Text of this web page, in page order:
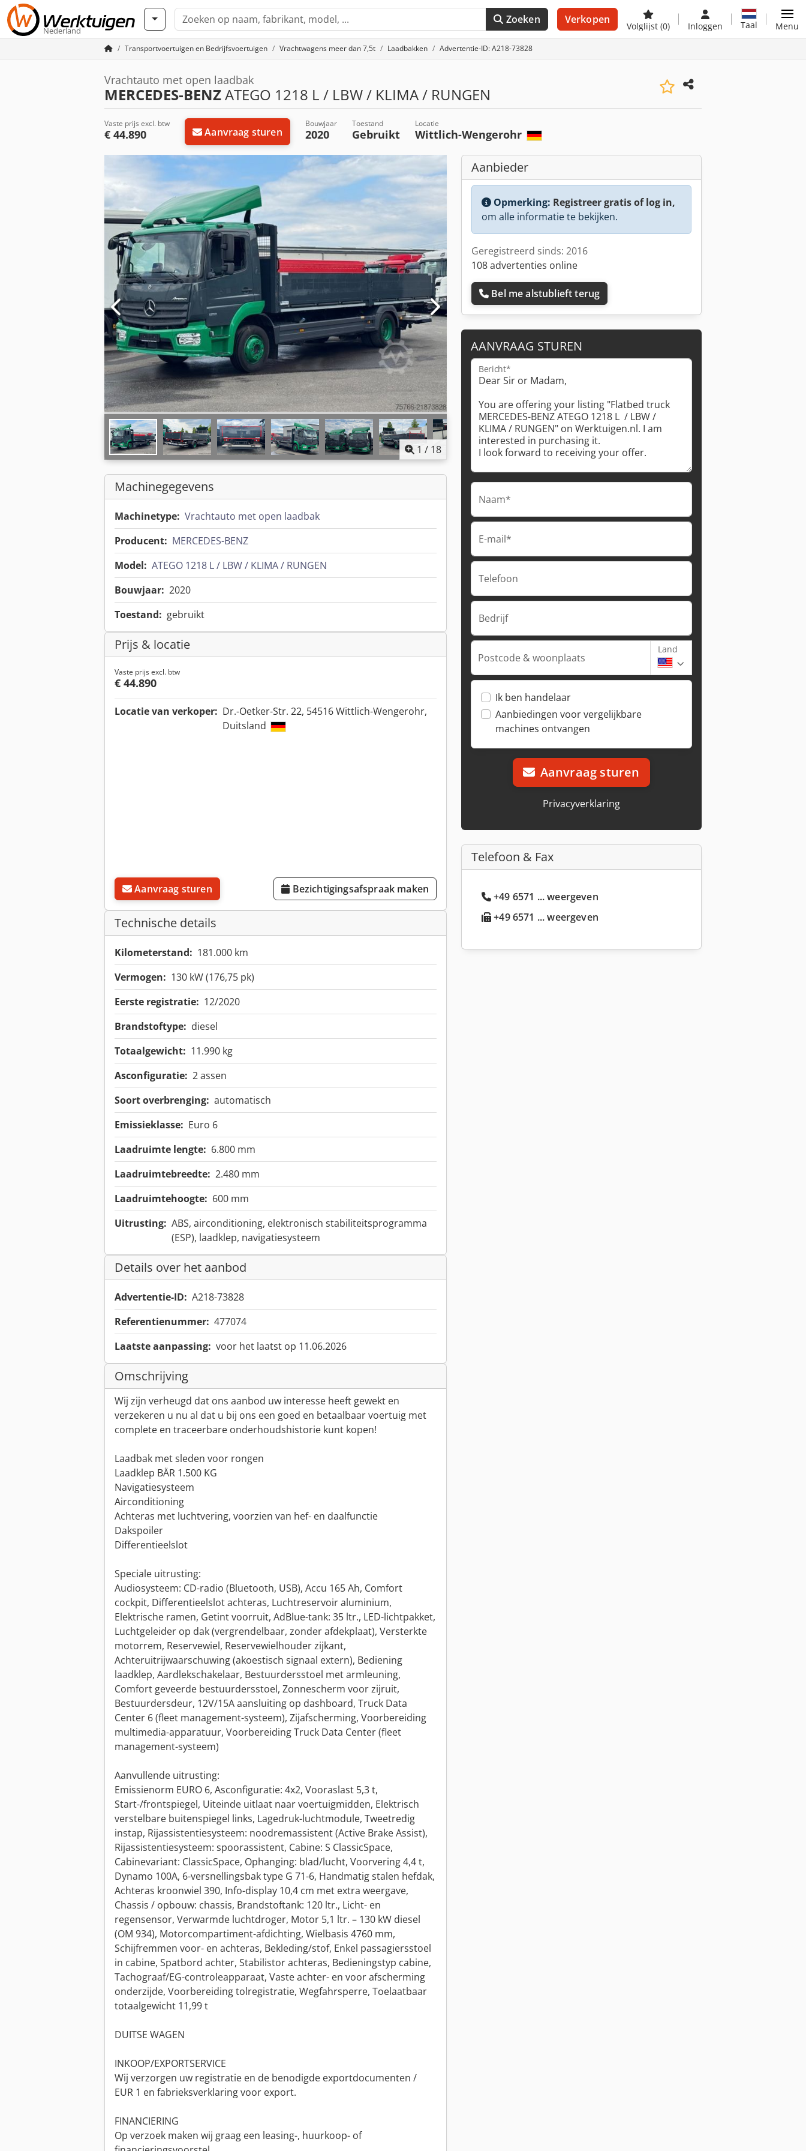
Nederland
Zoeken Verkopen
Volglijst (0) Inloggen Taal Menu
Transportvoertuigen en Bedrijfsvoertuigen Vrachtwagens meer dan 7,5t Laadbakken Advertentie-ID: A218-73828
Vrachtauto met open laadbak
MERCEDES-BENZATEGO 1218 L / LBW / KLIMA / RUNGEN
Vaste prijs excl. btw
€ 44.890 Aanvraag sturen
Bouwjaar
2020
Toestand
Gebruikt
Locatie
Wittlich-Wengerohr
1 / 18
Machinegegevens
Machinetype: Vrachtauto met open laadbak
Producent: MERCEDES-BENZ
Model: ATEGO 1218 L / LBW / KLIMA / RUNGEN
Bouwjaar: 2020
Toestand: gebruikt
Prijs & locatie
Vaste prijs excl. btw
€ 44.890
Locatie van verkoper: Dr.-Oetker-Str. 22, 54516 Wittlich-Wengerohr,
Duitsland
Aanvraag sturen Bezichtigingsafspraak maken
Technische details
Kilometerstand: 181.000 km
Vermogen: 130 kW (176,75 pk)
Eerste registratie: 12/2020
Brandstoftype: diesel
Totaalgewicht: 11.990 kg
Asconfiguratie: 2 assen
Soort overbrenging: automatisch
Emissieklasse: Euro 6
Laadruimte lengte: 6.800 mm
Laadruimtebreedte: 2.480 mm
Laadruimtehoogte: 600 mm
Uitrusting: ABS, airconditioning, elektronisch stabiliteitsprogramma
(ESP), laadklep, navigatiesysteem
Details over het aanbod
Advertentie-ID: A218-73828
Referentienummer: 477074
Laatste aanpassing: voor het laatst op 11.06.2026
Omschrijving
Wij zijn verheugd dat ons aanbod uw interesse heeft gewekt en
verzekeren u nu al dat u bij ons een goed en betaalbaar voertuig met
complete en traceerbare onderhoudshistorie kunt kopen!
Laadbak met sleden voor rongen
Laadklep BÄR 1.500 KG
Navigatiesysteem
Airconditioning
Achteras met luchtvering, voorzien van hef- en daalfunctie
Dakspoiler
Differentieelslot
Speciale uitrusting:
Audiosysteem: CD-radio (Bluetooth, USB), Accu 165 Ah, Comfort
cockpit, Differentieelslot achteras, Luchtreservoir aluminium,
Elektrische ramen, Getint voorruit, AdBlue-tank: 35 ltr., LED-lichtpakket,
Luchtgeleider op dak (vergrendelbaar, zonder afdekplaat), Versterkte
motorrem, Reservewiel, Reservewielhouder zijkant,
Achteruitrijwaarschuwing (akoestisch signaal extern), Bediening
laadklep, Aardlekschakelaar, Bestuurdersstoel met armleuning,
Comfort geveerde bestuurdersstoel, Zonnescherm voor zijruit,
Bestuurdersdeur, 12V/15A aansluiting op dashboard, Truck Data
Center 6 (fleet management-systeem), Zijafscherming, Voorbereiding
multimedia-apparatuur, Voorbereiding Truck Data Center (fleet
management-systeem)
Aanvullende uitrusting:
Emissienorm EURO 6, Asconfiguratie: 4x2, Vooraslast 5,3 t,
Start-/frontspiegel, Uiteinde uitlaat naar voertuigmidden, Elektrisch
verstelbare buitenspiegel links, Lagedruk-luchtmodule, Tweetredig
instap, Rijassistentiesysteem: noodremassistent (Active Brake Assist),
Rijassistentiesysteem: spoorassistent, Cabine: S ClassicSpace,
Cabinevariant: ClassicSpace, Ophanging: blad/lucht, Voorvering 4,4 t,
Dynamo 100A, 6-versnellingsbak type G 71-6, Handmatig stalen hefdak,
Achteras kroonwiel 390, Info-display 10,4 cm met extra weergave,
Chassis / opbouw: chassis, Brandstoftank: 120 ltr., Licht- en
regensensor, Verwarmde luchtdroger, Motor 5,1 ltr. – 130 kW diesel
(OM 934), Motorcompartiment-afdichting, Wielbasis 4760 mm,
Schijfremmen voor- en achteras, Bekleding/stof, Enkel passagiersstoel
in cabine, Spatbord achter, Stabilistor achteras, Bedieningstyp cabine,
Tachograaf/EG-controleapparaat, Vaste achter- en voor afscherming
onderzijde, Voorbereiding tolregistratie, Wegfahrsperre, Toelaatbaar
totaalgewicht 11,99 t
DUITSE WAGEN
INKOOP/EXPORTSERVICE
Wij verzorgen uw registratie en de benodigde exportdocumenten /
EUR 1 en fabrieksverklaring voor export.
FINANCIERING
Op verzoek maken wij graag een leasing-, huurkoop- of
Aanbieder
Opmerking: Registreer gratis of log in,
om alle informatie te bekijken.
Geregistreerd sinds: 2016
108 advertenties online
Bel me alstublieft terug
AANVRAAG STUREN
Bericht*
Naam*
E-mail*
Telefoon
Bedrijf
Postcode & woonplaats
Land
Ik ben handelaar
Aanbiedingen voor vergelijkbare
machines ontvangen
Aanvraag sturen
Privacyverklaring
Telefoon & Fax
+49 6571 ... weergeven
+49 6571 ... weergeven